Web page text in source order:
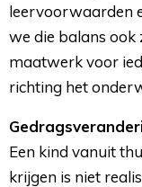
leervoorwaarden
we die balans ook
maatwerk voor
richting het
Een kind vanuit
krijgen is niet